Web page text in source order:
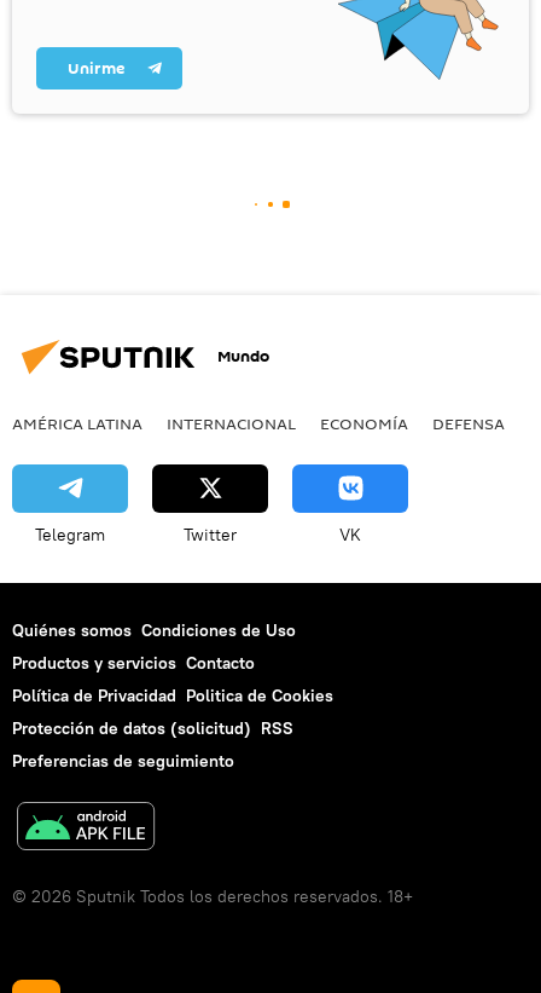
Unirme
Mundo
AMÉRICA LATINA INTERNACIONAL ECONOMÍA DEFENSA
Telegram Twitter VK
Quiénes somos Condiciones de Uso
Productos y servicios Contacto
Política de Privacidad Politica de Cookies
Protección de datos (solicitud) RSS
Preferencias de seguimiento
© 2026 Sputnik Todos los derechos reservados. 18+